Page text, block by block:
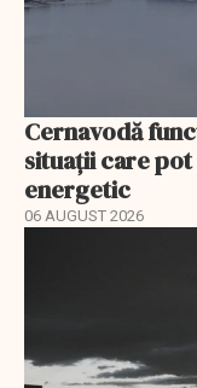
Cernavodă
situații care
energetic
06 AUGUST 2026